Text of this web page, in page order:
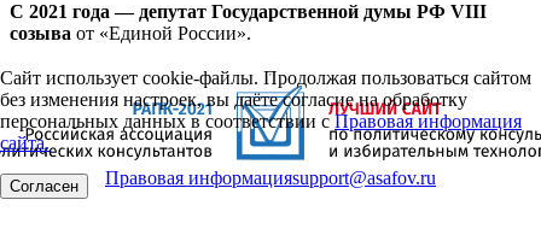
С 2021 года — депутат Государственной думы РФ VIII
созыва от «Единой России».
Сайт использует cookie-файлы. Продолжая пользоваться сайтом
без изменения настроек, вы даёте согласие на обработку
персональных данных в соответствии сПравовая информация
сайта.
Согласен Правовая информацияsupport@asafov.ru